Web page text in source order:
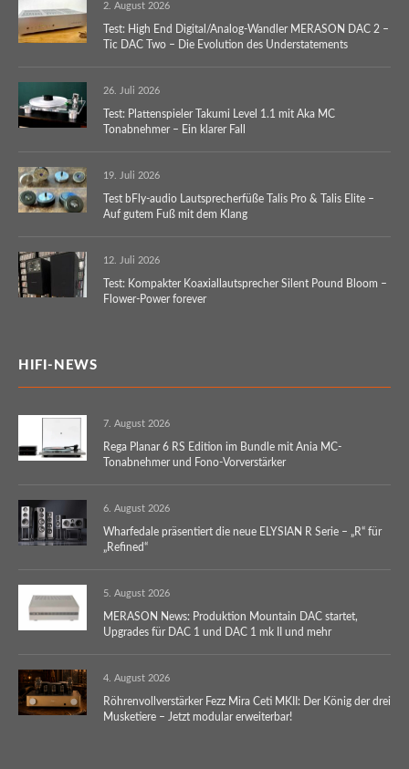
2. August 2026
Test: High End Digital/Analog-Wandler MERASON DAC 2 –
Tic DAC Two – Die Evolution des Understatements
26. Juli 2026
Test: Plattenspieler Takumi Level 1.1 mit Aka MC
Tonabnehmer – Ein klarer Fall
19. Juli 2026
Test bFly-audio Lautsprecherfüße Talis Pro & Talis Elite –
Auf gutem Fuß mit dem Klang
12. Juli 2026
Test: Kompakter Koaxiallautsprecher Silent Pound Bloom –
Flower-Power forever
HIFI-NEWS
7. August 2026
Rega Planar 6 RS Edition im Bundle mit Ania MC-
Tonabnehmer und Fono-Vorverstärker
6. August 2026
Wharfedale präsentiert die neue ELYSIAN R Serie – „R“ für
„Refined“
5. August 2026
MERASON News: Produktion Mountain DAC startet,
Upgrades für DAC 1 und DAC 1 mk II und mehr
4. August 2026
Röhrenvollverstärker Fezz Mira Ceti MKII: Der König der drei
Musketiere – Jetzt modular erweiterbar!